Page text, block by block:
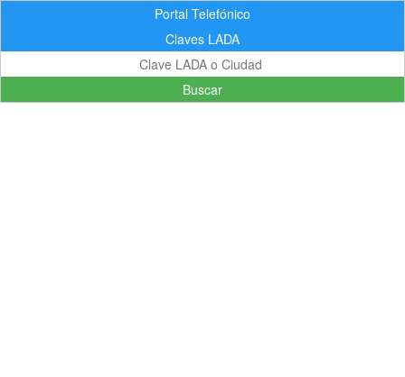
Portal Telefónico
Claves LADA
Buscar